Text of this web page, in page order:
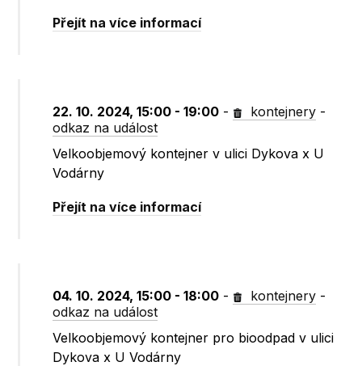
Přejít na více informací
22. 10. 2024, 15:00 - 19:00 - kontejnery -
odkaz na událost
Velkoobjemový kontejner v ulici Dykova x U
Vodárny
Přejít na více informací
04. 10. 2024, 15:00 - 18:00 - kontejnery -
odkaz na událost
Velkoobjemový kontejner pro bioodpad v ulici
Dykova x U Vodárny